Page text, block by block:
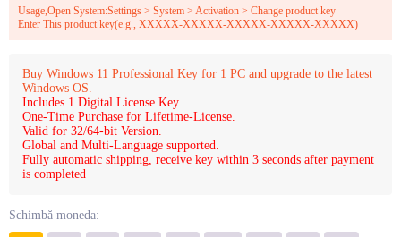
Usage,Open System:Settings > System > Activation > Change product key
Enter This product key(e.g., XXXXX-XXXXX-XXXXX-XXXXX-XXXXX)
Buy Windows 11 Professional Key for 1 PC and upgrade to the latest
Windows OS.
Includes 1 Digital License Key.
One-Time Purchase for Lifetime-License.
Valid for 32/64-bit Version.
Global and Multi-Language supported.
Fully automatic shipping, receive key within 3 seconds after payment
is completed
Schimbă moneda: